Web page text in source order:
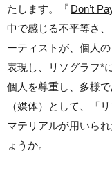
たします。『 Don’t
中で感じる不平等さ
ーティストが、個人
表現し、リソグラフ*
個人を尊重し、多様
（媒体）として、「
マテリアルが用いら
ょうか。